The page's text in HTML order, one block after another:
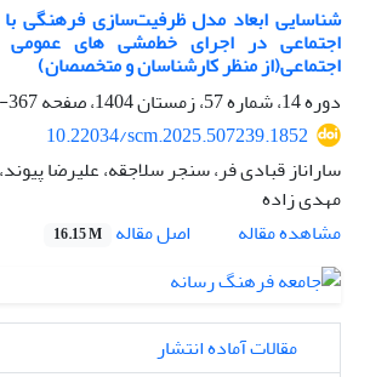
شناسایی ابعاد مدل ظرفیت‌سازی فرهنگی
اجتماعی در اجرای خط‌مشی های عمومی
اجتماعی(از منظر کارشناسان و متخصصان)
دوره 14، شماره 57، زمستان 1404، صفحه
367-406
10.22034/scm.2025.507239.1852
ساراناز قبادی فر، سنجر سلاجقه، علیرضا
مهدی زاده
مشاهده مقاله
اصل مقاله 16.15 M
مقالات آماده انتشار